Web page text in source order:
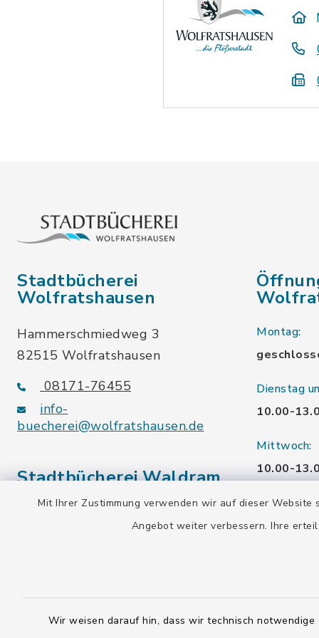
Mit Ihrer Zustimmung verwenden wir auf dieser
Angebot weiter verbessern. Ihre
Wir weisen darauf hin, dass wir technisch
Stadtbücherei
Wolfratshausen
Hammerschmiedweg 3
82515 Wolfratshausen
08171-76455
info-
buecherei@wolfratshausen.de
Stadtbücherei Waldram
Kardinal-Wendel-Str. 96
82515 Wolfratshausen
Montag:
Dienstag
10.00-
Mittwoch:
10.00-
15.00-
Freitag: